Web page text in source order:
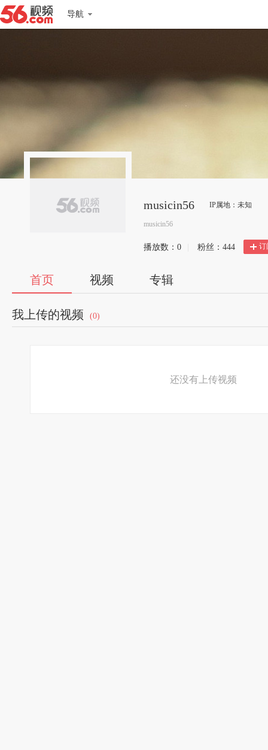
导航
musicin56 IP属地：未知
musicin56
播放数： 0 粉丝： 444 订
首页 视频 专辑
我上传的视频 (0)
还没有上传视频